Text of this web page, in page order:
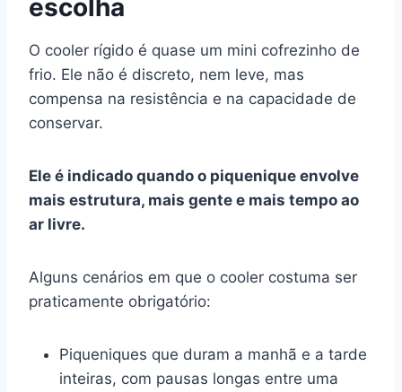
escolha
O cooler rígido é quase um mini cofrezinho de
frio. Ele não é discreto, nem leve, mas
compensa na resistência e na capacidade de
conservar.
Ele é indicado quando o piquenique envolve
mais estrutura, mais gente e mais tempo ao
ar livre.
Alguns cenários em que o cooler costuma ser
praticamente obrigatório:
Piqueniques que duram a manhã e a tarde
inteiras, com pausas longas entre uma